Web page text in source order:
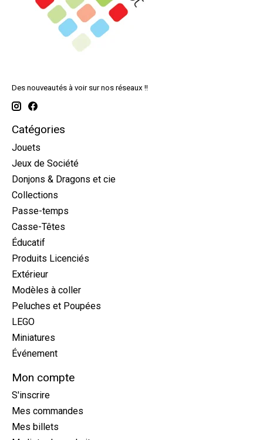
Des nouveautés à voir sur nos réseaux !!
Catégories
Jouets
Jeux de Société
Donjons & Dragons et cie
Collections
Passe-temps
Casse-Têtes
Éducatif
Produits Licenciés
Extérieur
Modèles à coller
Peluches et Poupées
LEGO
Miniatures
Événement
Mon compte
S'inscrire
Mes commandes
Mes billets